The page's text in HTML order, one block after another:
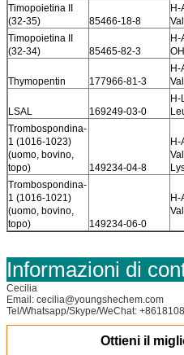
Timopoietina II
(32-35)
85466-18-8
H-
Timopoietina II
(32-34)
85465-82-3
H-
OH
Thymopentin 177966-81-3
H-
LSAL 169249-03-0
H-
Trombospondina-
1 (1016-1023)
(uomo, bovino,
topo)
149234-04-8
H-
Trombospondina-
1 (1016-1021)
(uomo, bovino,
topo)
149234-06-0
H-
Informazioni di
Cecilia
Email: cecilia@youngshechem.com
Tel/Whatsapp/Skype/WeChat:
Ottieni il